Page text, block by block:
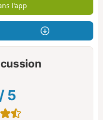
l'app
/ 5